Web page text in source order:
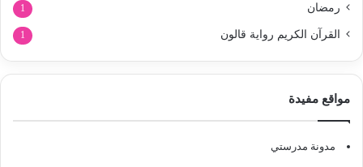
رمضان 1
القرآن الكريم رواية قالون 1
مواقع مفيدة
مدونة مدرستي